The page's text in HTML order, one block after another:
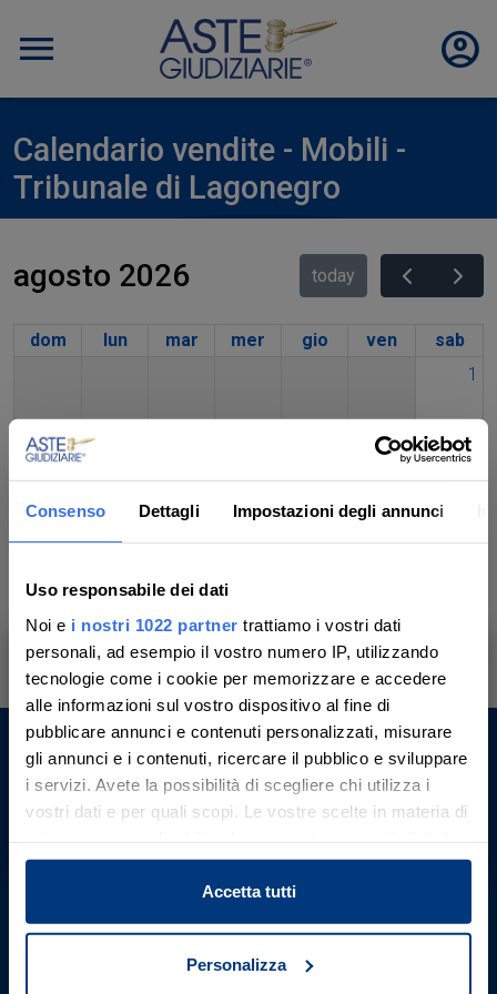
Consenso Dettagli Impostazioni degli annunci
Uso responsabile dei dati
Noi e i nostri 1022 partner trattiamo i vostri dati
personali, ad esempio il vostro numero IP, utilizzando
tecnologie come i cookie per memorizzare e accedere
alle informazioni sul vostro dispositivo al fine di
pubblicare annunci e contenuti personalizzati, misurare
gli annunci e i contenuti, ricercare il pubblico e sviluppare
i servizi. Avete la possibilità di scegliere chi utilizza i
vostri dati e per quali scopi. Le vostre scelte in materia di
in cui avete effettuato le vostre scelte. È possibile
modificare o revocare il proprio consenso in qualsiasi
momento dalla Dichiarazione sui cookie o facendo clic
Accetta tutti
Personalizza
Calendario vendite - Mobili -
Tribunale di Lagonegro
agosto 2026 today
dom lun mar mer gio ven
sab
1
2 7 8
9 10 11 12 13 14
16 17 18
23 25
30 31
Aste Giudiziarie Inlinea S.p.A.
Scali d’Azeglio, 2/6
P. IVA 01301540496
Codice Unico Fatturazione: M5UXCR1
Telefono: +39 0586 20141
Ti aiutiamo a trovare, comprendere e
partecipare all’asta in sicurezza.
Con noi, passo dopo passo.
Scopri il servizio